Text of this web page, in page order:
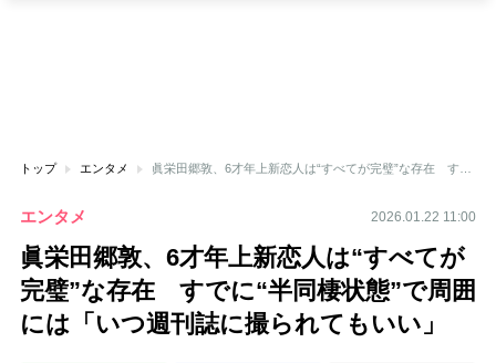
トップ エンタメ
エンタメ 2026.01.22 11:00
眞栄田郷敦、6才年上新恋人は“すべてが
完璧”な存在 すでに“半同棲状態”で周囲
には「いつ週刊誌に撮られてもいい」